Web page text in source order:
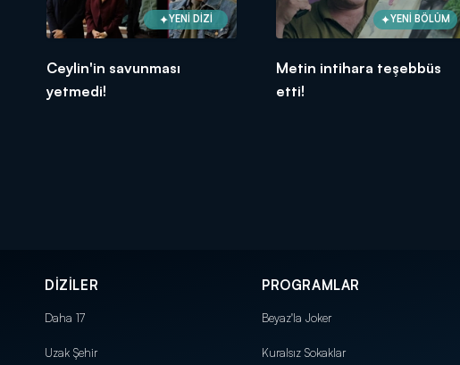
YENİ DİZİ
Ceylin'in savunması
yetmedi!
YENİ BÖLÜM
Metin intihara teşebbüs
etti!
DİZİLER
Daha 17
Uzak Şehir
PROGRAMLAR
Beyaz'la Joker
Kuralsız Sokaklar